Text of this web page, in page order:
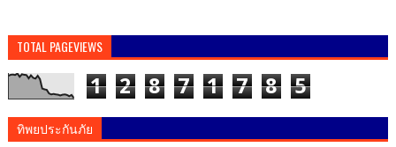
TOTAL PAGEVIEWS
1 2 8 7 1 7 8 5
ทิพยประกันภัย